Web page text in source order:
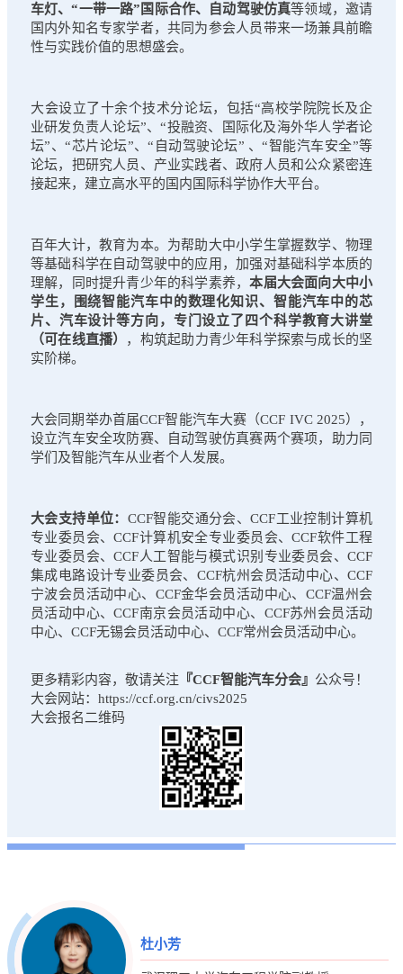
车灯、“一带一路”国际合作、自动驾驶仿真等领域，邀请
国内外知名专家学者，共同为参会人员带来一场兼具前瞻
性与实践价值的思想盛会。
大会设立了十余个技术分论坛，包括“高校学院院长及企
业研发负责人论坛”、“投融资、国际化及海外华人学者论
坛”、“芯片论坛”、“自动驾驶论坛” 、“智能汽车安全”等
论坛，把研究人员、产业实践者、政府人员和公众紧密连
接起来，建立高水平的国内国际科学协作大平台。
百年大计，教育为本。为帮助大中小学生掌握数学、物理
等基础科学在自动驾驶中的应用，加强对基础科学本质的
理解，同时提升青少年的科学素养，本届大会面向大中小
学生，围绕智能汽车中的数理化知识、智能汽车中的芯
片、汽车设计等方向，专门设立了四个科学教育大讲堂
（可在线直播） ，构筑起助力青少年科学探索与成长的坚
实阶梯。
大会同期举办首届CCF智能汽车大赛（CCF IVC 2025），
设立汽车安全攻防赛、自动驾驶仿真赛两个赛项，助力同
学们及智能汽车从业者个人发展。
大会支持单位： CCF智能交通分会、CCF工业控制计算机
专业委员会、CCF计算机安全专业委员会、CCF软件工程
专业委员会、CCF人工智能与模式识别专业委员会、CCF
集成电路设计专业委员会、CCF杭州会员活动中心、CCF
宁波会员活动中心、CCF金华会员活动中心、CCF温州会
员活动中心、CCF南京会员活动中心、CCF苏州会员活动
中心、CCF无锡会员活动中心、CCF常州会员活动中心。
更多精彩内容，敬请关注 『CCF智能汽车分会』 公众号！
大会网站：https://ccf.org.cn/civs2025
大会报名二维码
杜小芳